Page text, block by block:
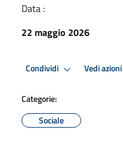
Data :
22 maggio 2026
Condividi Vedi azioni
Categorie:
Sociale